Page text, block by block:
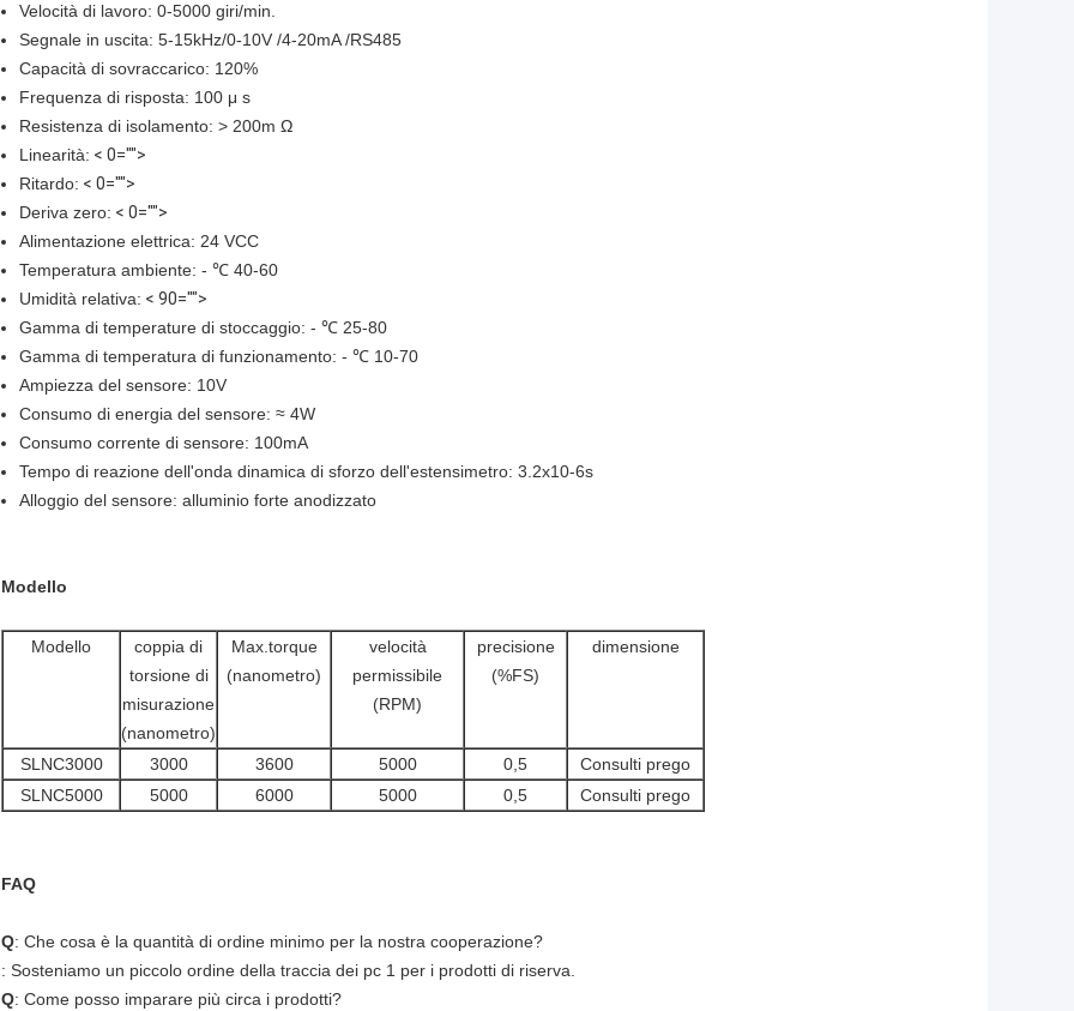
Velocità di lavoro: 0-5000 giri/min.
Segnale in uscita: 5-15kHz/0-10V /4-20mA /RS485
Capacità di sovraccarico: 120%
Frequenza di risposta: 100 μ s
Resistenza di isolamento: > 200m Ω
Linearità: < 0="">
Ritardo: < 0="">
Deriva zero: < 0="">
Alimentazione elettrica: 24 VCC
Temperatura ambiente: - ℃ 40-60
Umidità relativa: < 90="">
Gamma di temperature di stoccaggio: - ℃ 25-80
Gamma di temperatura di funzionamento: - ℃ 10-70
Ampiezza del sensore: 10V
Consumo di energia del sensore: ≈ 4W
Consumo corrente di sensore: 100mA
Tempo di reazione dell'onda dinamica di sforzo dell'estensimetro: 3.2x10-6s
Alloggio del sensore: alluminio forte anodizzato
Modello
Modello
coppia di
torsione di
misurazione
(nanometro)
Max.torque
(nanometro)
velocità
permissibile
(RPM)
precisione
(%FS)
dimensione
SLNC3000 3000 3600 5000 0,5
Consulti prego
SLNC5000
5000 6000 5000 0,5 Consulti prego
FAQ
Q: Che cosa è la quantità di ordine minimo per la nostra cooperazione?
: Sosteniamo un piccolo ordine della traccia dei pc 1 per i prodotti di riserva.
Q: Come posso imparare più circa i prodotti?